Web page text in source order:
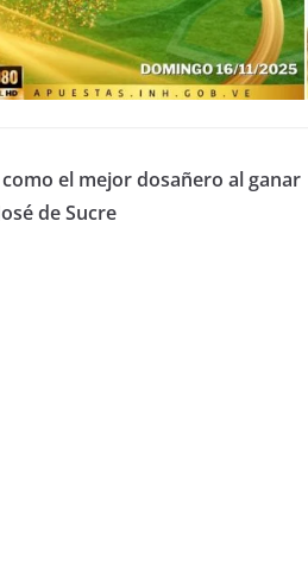
el mejor dosañero al ganar
de Sucre